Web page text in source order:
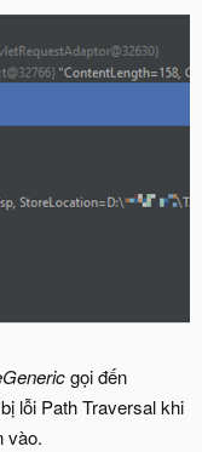
gọi đến
lỗi Path Traversal khi
vào.